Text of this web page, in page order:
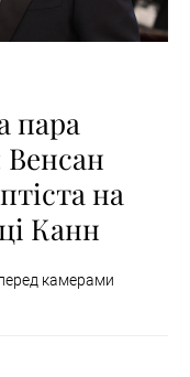
пара
на
Канн
камерами